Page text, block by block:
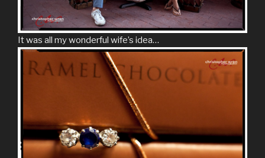
It was all my wonderful wife’s idea…